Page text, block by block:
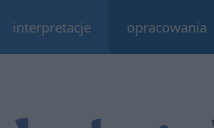
interpretacje opracowania